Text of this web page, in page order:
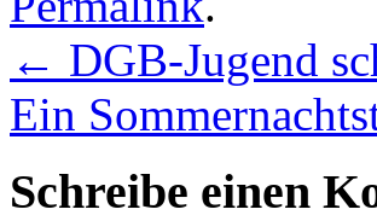
← DGB-Jugend
Ein
Schreibe einen